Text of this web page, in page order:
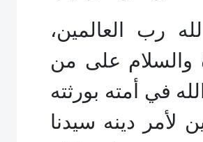
رب العالمين،
والسلام على من
في أمته بورثته
لأمر دينه سيدنا